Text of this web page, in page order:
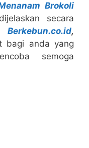
Brokoli
secara
Berkebun.co.id,
bagi anda yang
semoga